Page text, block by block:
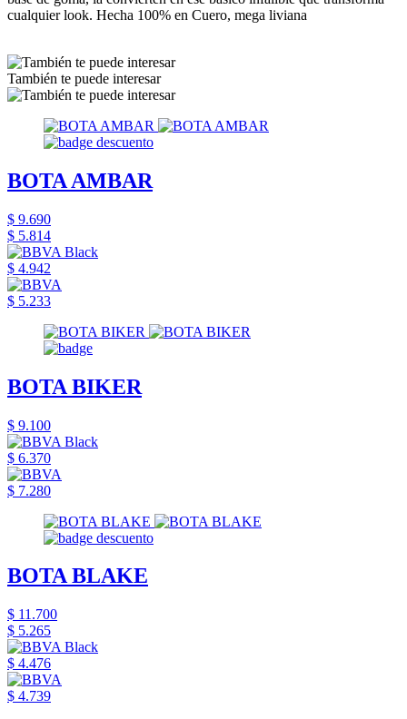
cualquier look. Hecha 100% en Cuero, mega liviana
También te puede interesar
BOTA AMBAR
$ 9.690
$ 5.814
$ 4.942
$ 5.233
BOTA BIKER
$ 9.100
$ 6.370
$ 7.280
BOTA BLAKE
$ 11.700
$ 5.265
$ 4.476
$ 4.739